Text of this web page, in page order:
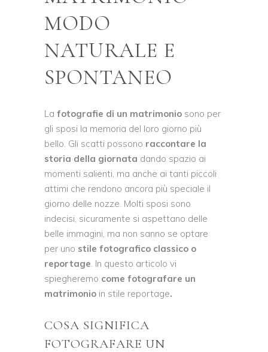
MODO
NATURALE E
SPONTANEO
La fotografie di un matrimonio sono per
gli sposi la memoria del loro giorno più
bello. Gli scatti possono raccontare la
storia della giornata dando spazio ai
momenti salienti, ma anche ai tanti piccoli
attimi che rendono ancora più speciale il
giorno delle nozze. Molti sposi sono
indecisi, sicuramente si aspettano delle
belle immagini, ma non sanno se optare
per uno stile fotografico classico o
reportage. In questo articolo vi
spiegheremo come fotografare un
matrimonio in stile reportage.
COSA SIGNIFICA
FOTOGRAFARE UN